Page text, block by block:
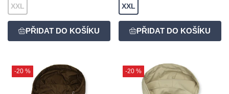
XXL XXL
-20 % -20 %